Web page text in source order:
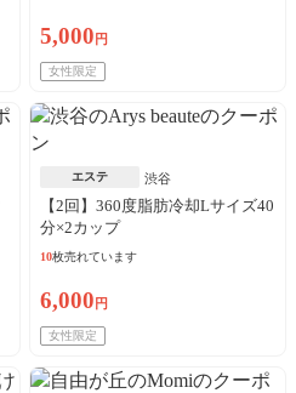
5,000 円
女性限定
エステ 渋谷
【2回】360度脂肪冷却Lサイズ40
分×2カップ
10枚売れています
6,000 円
女性限定